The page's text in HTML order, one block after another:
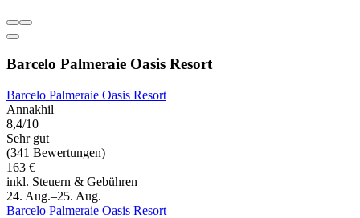
Barcelo Palmeraie Oasis Resort
Barcelo Palmeraie Oasis Resort
Annakhil
8,4/10
Sehr gut
(341 Bewertungen)
163 €
inkl. Steuern & Gebühren
24. Aug.–25. Aug.
Barcelo Palmeraie Oasis Resort